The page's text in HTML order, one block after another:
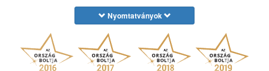
Nyomtatványok